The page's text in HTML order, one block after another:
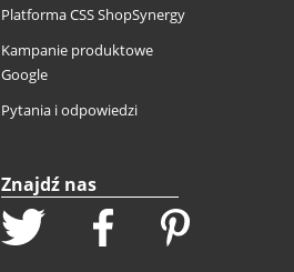
Platforma CSS ShopSynergy
Kampanie produktowe
Google
Pytania i odpowiedzi
Znajdź nas